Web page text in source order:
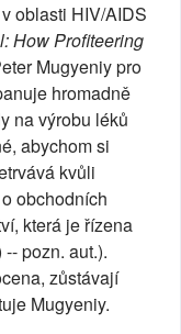
oblasti HIV/AIDS
How Profiteering
Mugyeniy pro
hromadně
na výrobu léků
abychom si
kvůli
obchodních
která je řízena
pozn. aut.).
zůstávají
Mugyeniy.